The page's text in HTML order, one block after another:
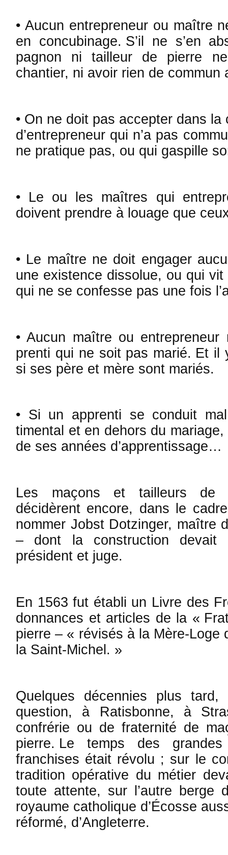
• Aucun entrepreneur ou maître
en con­cubinage. S’il ne s’en
pagnon ni tail­leur de pierre
chantier, ni avoir rien de
• On ne doit pas accepter dans
d’entrepreneur qui n’a pas
ne pratique pas, ou qui gaspille
• Le ou les maîtres qui
doivent prendre à louage que
• Le maître ne doit engager
une existence dissolue, ou qui
qui ne se confesse pas une fois
• Aucun maître ou
prenti qui ne soit pas marié. Et il
si ses père et mère sont mariés.
• Si un apprenti se con­duit
timental et en dehors du
de ses années d’apprentissage…
Les maçons et tailleurs de
décidèrent encore, dans le
nommer Jobst Dotzinger, maître
– dont la cons­truction devait
président et juge.
En 1563 fut établi un Livre des
donnances et articles de la «
pierre – « révisés à la Mère-Loge
la Saint-Mi­chel. »
Quelques décennies plus
ques­tion, à Ratisbonne, à
confrérie ou de fraternité de
pierre. Le temps des
franchises était révolu ; sur le
tradition opérative du métier
toute attente, sur l’autre berge
royaume catholique d’Écosse
réformé, d’Angleterre.